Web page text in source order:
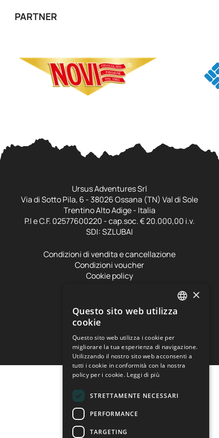
PARTNER
Ursus Adventures Srl
Via di Sotto Pila, 6 - 38026 Ossana (TN) Val di Sole
Trentino Alto Adige - Italia
P.I e C.F. 02577600220 - cap.soc. € 20.000,00 i.v.
SDI: SZLUBAI
Condizioni di vendita e cancellazione
Condizioni voucher
Cookie policy
×
Questo sito web utilizza
cookie
Questo sito web utilizza i cookie per
migliorare la tua esperienza di navigazione.
Utilizzando il nostro sito web acconsenti a
tutti i cookie in conformità con la nostra
policy per i cookie. Leggi di più
STRETTAMENTE NECESSARI
PERFORMANCE
TARGETING